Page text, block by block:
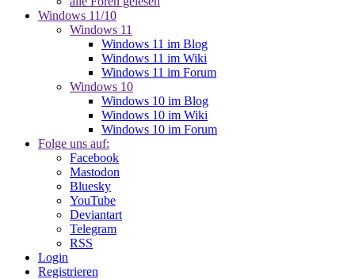
Windows 11/10
Windows 11
Windows 11 im Blog
Windows 11 im Wiki
Windows 11 im Forum
Windows 10
Windows 10 im Blog
Windows 10 im Wiki
Windows 10 im Forum
Folge uns auf:
Facebook
Mastodon
Bluesky
YouTube
Deviantart
Telegram
RSS
Login
Registrieren